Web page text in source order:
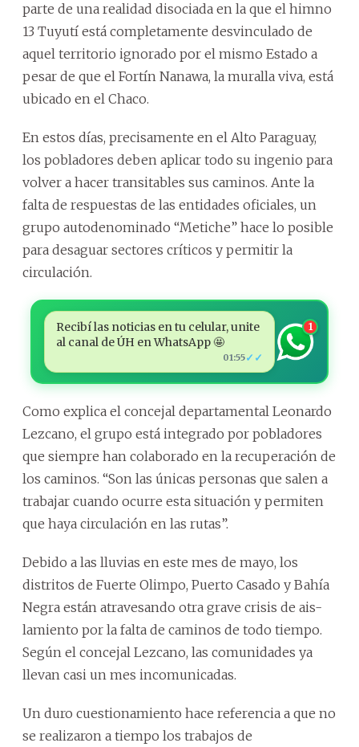
parte de una realidad disociada en la que el himno
13 Tuyutí está completamente desvinculado de
aquel territorio ignorado por el mismo Estado a
pesar de que el Fortín Nanawa, la muralla viva, está
ubicado en el Chaco.
En estos días, precisamente en el Alto Paraguay,
los pobladores deben aplicar todo su ingenio para
volver a hacer transitables sus caminos. Ante la
falta de respuestas de las entidades oficiales, un
grupo autodenominado “Metiche” hace lo posible
para desaguar sectores críticos y permitir la
circulación.
Recibí las noticias en tu celular, unite
al canal de ÚH en WhatsApp 🤩
01:55✓✓
1
Como explica el concejal departamental Leonardo
Lezcano, el grupo está integrado por pobladores
que siempre han colaborado en la recuperación de
los caminos. “Son las únicas personas que salen a
trabajar cuando ocurre esta situación y permiten
que haya circulación en las rutas”.
Debido a las lluvias en este mes de mayo, los
distritos de Fuerte Olimpo, Puerto Casado y Bahía
Negra están atravesando otra grave crisis de ais-
lamiento por la falta de caminos de todo tiempo.
Según el concejal Lezcano, las comunidades ya
llevan casi un mes incomunicadas.
Un duro cuestionamiento hace referencia a que no
se realizaron a tiempo los trabajos de